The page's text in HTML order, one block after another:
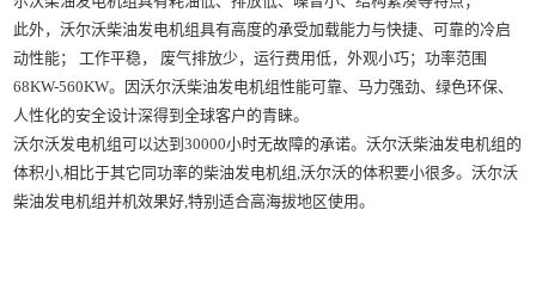
此外，沃尔沃柴油发电机组具有高度的承受加载能力与快捷、可靠的冷启
动性能； 工作平稳， 废气排放少，运行费用低，外观小巧；功率范围
68KW-560KW。因沃尔沃柴油发电机组性能可靠、马力强劲、绿色环保、
人性化的安全设计深得到全球客户的青睐。
沃尔沃发电机组可以达到30000小时无故障的承诺。沃尔沃柴油发电机组的
体积小,相比于其它同功率的柴油发电机组,沃尔沃的体积要小很多。沃尔沃
柴油发电机组并机效果好,特别适合高海拔地区使用。